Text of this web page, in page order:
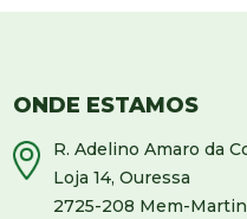
ONDE ESTAMOS
R. Adelino Amaro da
Loja 14, Ouressa
2725-208 Mem-